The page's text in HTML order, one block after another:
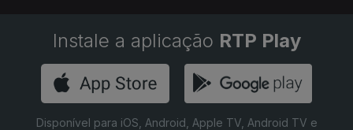
Instale a aplicação RTP Play
Disponível para iOS, Android, Apple TV, Android TV e